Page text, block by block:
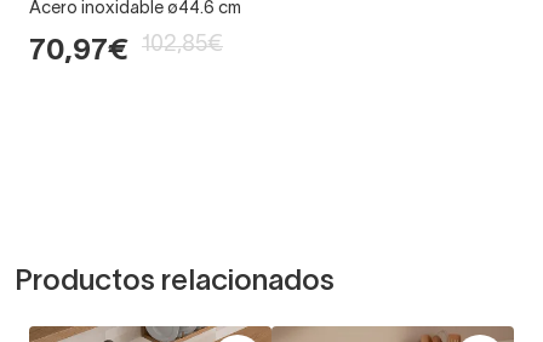
Acero inoxidable ø44.6 cm
70,97€ 102,85€
Productos relacionados